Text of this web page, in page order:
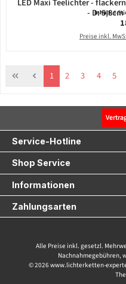
LED Maxi Teelichter -
- D:Inhalt:6
Preise inkl.
Seite
1 Seite
2 Seite
3 Seite
4 Seite
5
Service-Hotline
Shop Service
Informationen
Zahlungsarten
Alle Preise inkl. gesetzl.
Nachnahmegebühren,
© 2026 www.lichterketten-